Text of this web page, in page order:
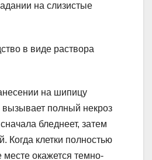
на слизистые
в виде раствора
на шипицу
полный некроз
бледнеет, затем
Когда клетки полностью
месте окажется темно-